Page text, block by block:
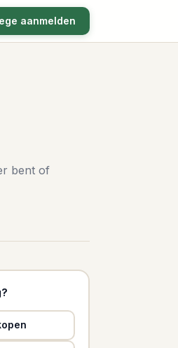
aanmelden
bent of